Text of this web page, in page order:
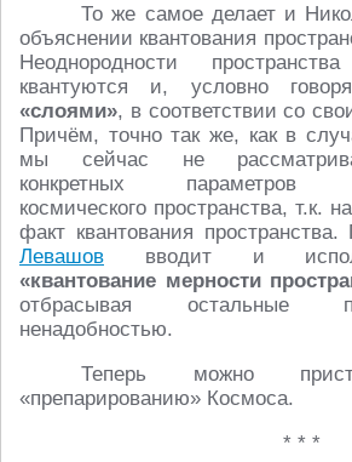
То же самое делает и
объяснении квантования
Неоднородности
квантуются и, условно
«слоями», в соответствии со
Причём, точно так же, как в
мы сейчас не
конкретных параметров
космического пространства, т.к.
факт квантования пространства.
Левашов вводит и
«квантование мерности
отбрасывая остальные
ненадобностью.
Теперь можно
«препарированию» Космоса.
* * *